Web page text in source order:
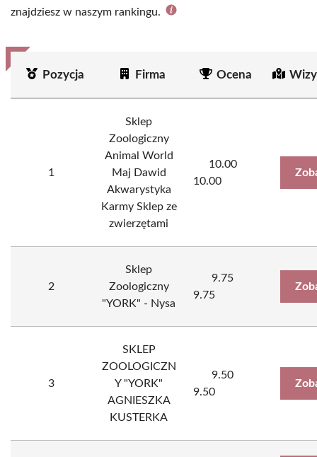
znajdziesz w naszym rankingu.
Pozycja Firma Ocena
1
Sklep
Zoologiczny
Animal World
Maj Dawid
Akwarystyka
Karmy Sklep ze
zwierzętami
10.00
10.00
2
Sklep
Zoologiczny
"YORK" - Nysa
9.75
9.75
3
SKLEP
ZOOLOGICZN
Y "YORK"
AGNIESZKA
KUSTERKA
9.50
9.50